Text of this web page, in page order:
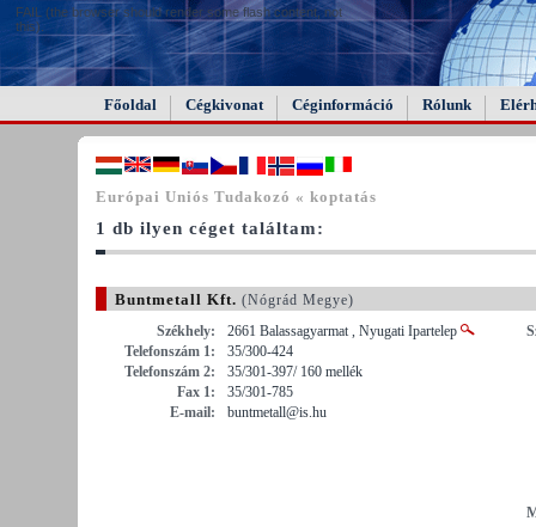
FAIL (the browser should render some flash content, not
this).
Főoldal Cégkivonat Céginformáció Rólunk
Európai Uniós Tudakozó « koptatás
1 db ilyen céget találtam:
Buntmetall Kft. (Nógrád Megye)
Székhely:
2661 Balassagyarmat , Nyugati Ipartelep
Telefonszám 1:
35/300-424
Telefonszám 2:
35/301-397/ 160 mellék
Fax 1:
35/301-785
E-mail:
buntmetall@is.hu